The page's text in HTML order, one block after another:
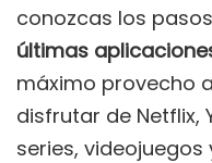
conozcas los
últimas
máximo provecho
disfrutar de Netflix,
series,